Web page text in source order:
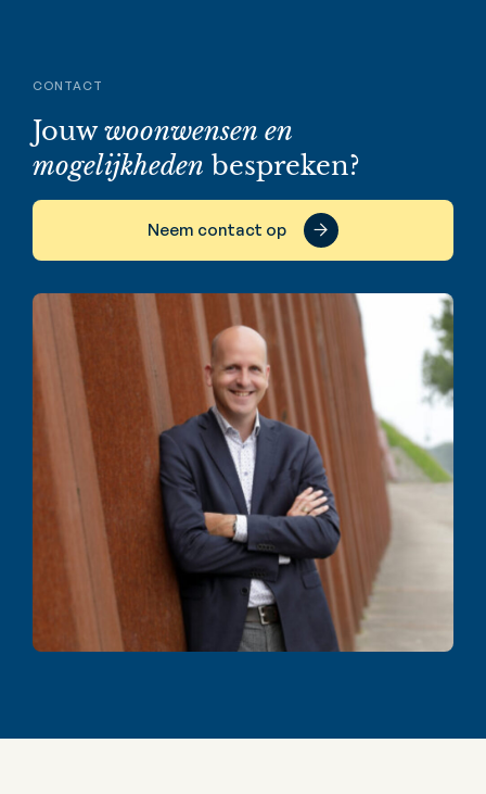
CONTACT
Jouwwoonwensen en
mogelijkheden bespreken?
Neem contact op